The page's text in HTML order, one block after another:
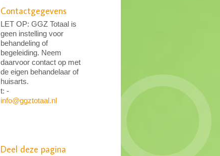
Contactgegevens
LET OP: GGZ Totaal is
geen instelling voor
behandeling of
begeleiding. Neem
daarvoor contact op met
de eigen behandelaar of
huisarts.
t: -
info@ggztotaal.nl
Deel deze pagina